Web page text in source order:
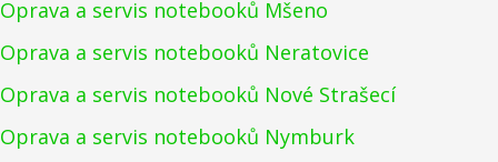
Oprava a servis notebooků Mšeno
Oprava a servis notebooků Neratovice
Oprava a servis notebooků Nové Strašecí
Oprava a servis notebooků Nymburk